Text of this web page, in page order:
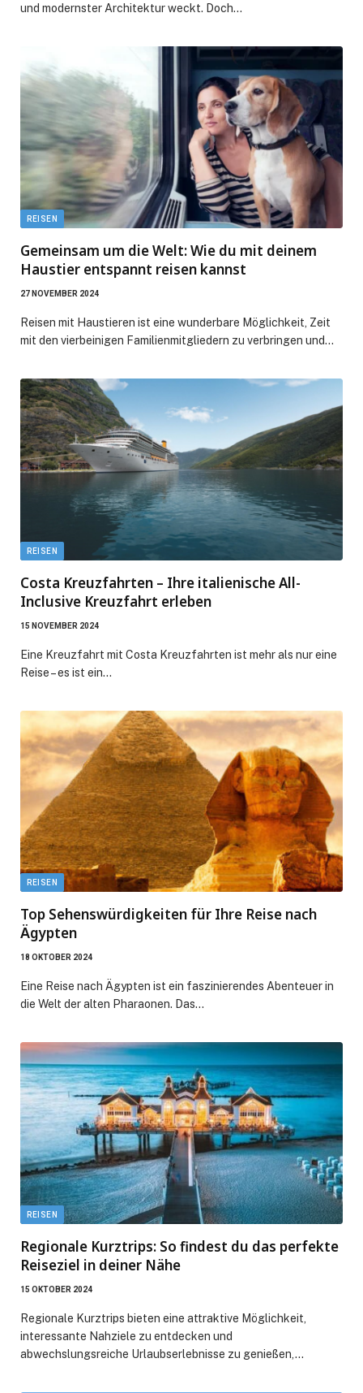
und modernster Architektur weckt. Doch…
REISEN
Gemeinsam um die Welt: Wie du mit deinem
Haustier entspannt reisen kannst
27 NOVEMBER 2024
Reisen mit Haustieren ist eine wunderbare Möglichkeit, Zeit
mit den vierbeinigen Familienmitgliedern zu verbringen und…
REISEN
Costa Kreuzfahrten – Ihre italienische All-
Inclusive Kreuzfahrt erleben
15 NOVEMBER 2024
Eine Kreuzfahrt mit Costa Kreuzfahrten ist mehr als nur eine
Reise – es ist ein…
REISEN
Top Sehenswürdigkeiten für Ihre Reise nach
Ägypten
18 OKTOBER 2024
Eine Reise nach Ägypten ist ein faszinierendes Abenteuer in
die Welt der alten Pharaonen. Das…
REISEN
Regionale Kurztrips: So findest du das perfekte
Reiseziel in deiner Nähe
15 OKTOBER 2024
Regionale Kurztrips bieten eine attraktive Möglichkeit,
interessante Nahziele zu entdecken und
abwechslungsreiche Urlaubserlebnisse zu genießen,…